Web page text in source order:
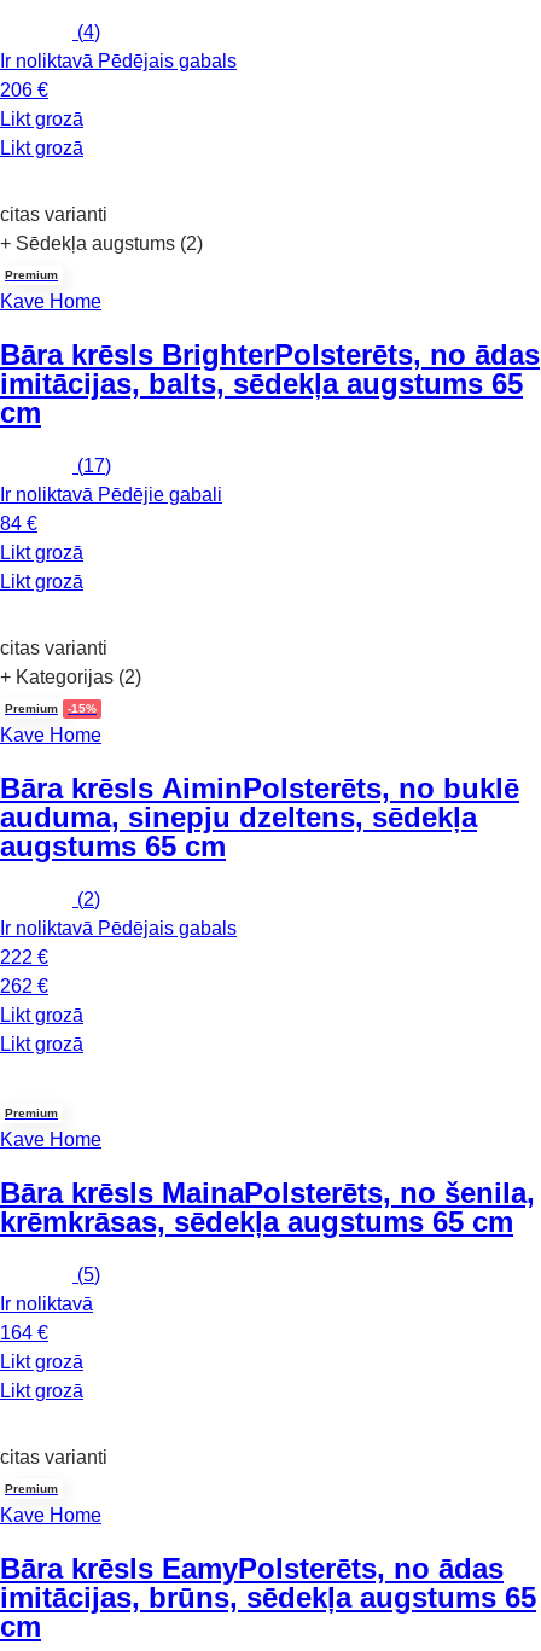
(4)
Ir noliktavā Pēdējais gabals
206 €
Likt grozā
Likt grozā
citas varianti
+ Sēdekļa augstums (2)
Premium
Kave Home
Bāra krēsls BrighterPolsterēts, no ādas
imitācijas, balts, sēdekļa augstums 65
cm
(17)
Ir noliktavā Pēdējie gabali
84 €
Likt grozā
Likt grozā
citas varianti
+ Kategorijas (2)
Premium -15%
Kave Home
Bāra krēsls AiminPolsterēts, no buklē
auduma, sinepju dzeltens, sēdekļa
augstums 65 cm
(2)
Ir noliktavā Pēdējais gabals
222 €
262 €
Likt grozā
Likt grozā
Premium
Kave Home
Bāra krēsls MainaPolsterēts, no šenila,
krēmkrāsas, sēdekļa augstums 65 cm
(5)
Ir noliktavā
164 €
Likt grozā
Likt grozā
citas varianti
Premium
Kave Home
Bāra krēsls EamyPolsterēts, no ādas
imitācijas, brūns, sēdekļa augstums 65
cm